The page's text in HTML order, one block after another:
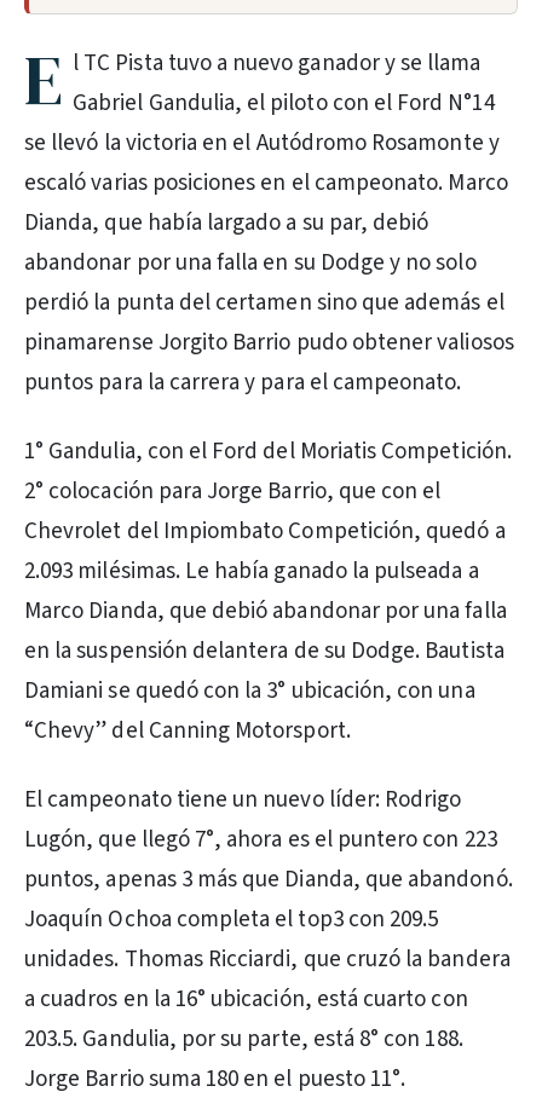
E l TC Pista tuvo a nuevo ganador y se llama
Gabriel Gandulia, el piloto con el Ford N°14
se llevó la victoria en el Autódromo Rosamonte y
escaló varias posiciones en el campeonato. Marco
Dianda, que había largado a su par, debió
abandonar por una falla en su Dodge y no solo
perdió la punta del certamen sino que además el
pinamarense Jorgito Barrio pudo obtener valiosos
puntos para la carrera y para el campeonato.
1° Gandulia, con el Ford del Moriatis Competición.
2° colocación para Jorge Barrio, que con el
Chevrolet del Impiombato Competición, quedó a
2.093 milésimas. Le había ganado la pulseada a
Marco Dianda, que debió abandonar por una falla
en la suspensión delantera de su Dodge. Bautista
Damiani se quedó con la 3° ubicación, con una
“Chevy” del Canning Motorsport.
El campeonato tiene un nuevo líder: Rodrigo
Lugón, que llegó 7°, ahora es el puntero con 223
puntos, apenas 3 más que Dianda, que abandonó.
Joaquín Ochoa completa el top3 con 209.5
unidades. Thomas Ricciardi, que cruzó la bandera
a cuadros en la 16° ubicación, está cuarto con
203.5. Gandulia, por su parte, está 8° con 188.
Jorge Barrio suma 180 en el puesto 11°.